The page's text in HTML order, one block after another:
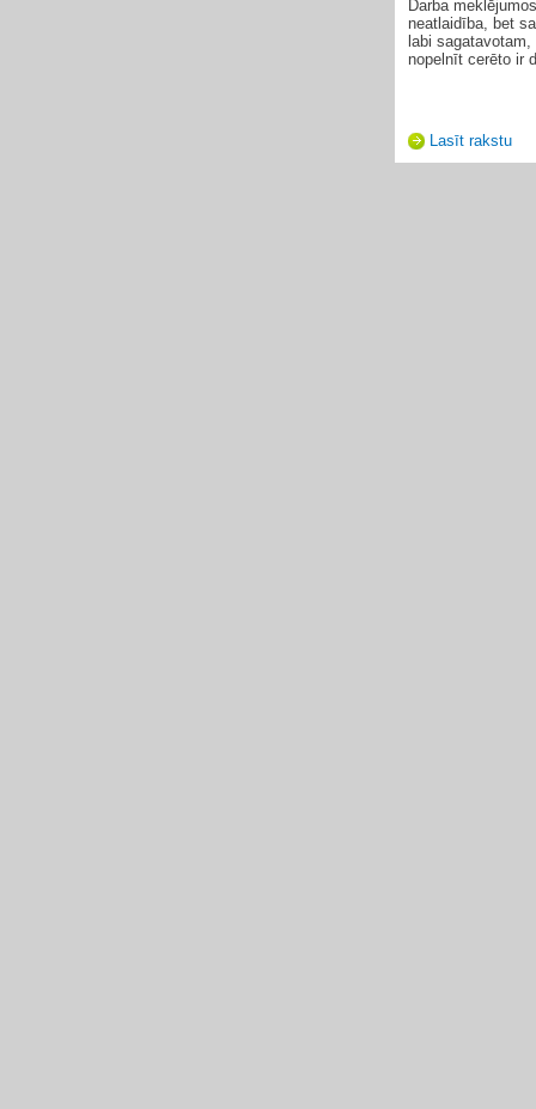
Darba
neatlaidība, bet
labi
nopelnīt cerēto ir
Lasīt rakstu